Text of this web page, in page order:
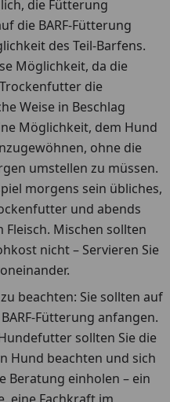
die Fütterung
die BARF-Fütterung
des Teil-Barfens.
Möglichkeit, da die
die
Weise in Beschlag
Möglichkeit, dem Hund
ohne die
umstellen zu müssen.
morgens sein übliches,
und abends
Fleisch. Mischen sollten
nicht – Servieren Sie
beachten: Sie sollten auf
Fütterung anfangen.
sollten Sie die
Hund beachten und sich
Beratung einholen – ein